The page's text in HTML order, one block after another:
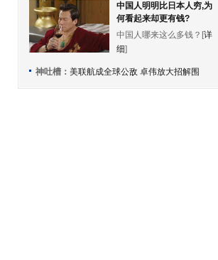
中国人明明比日本人穷,为
何看起来却更有钱?
中国人哪来这么多钱？[详
细]
神吐槽： 美联航成全球公敌 卓伟放大招解围